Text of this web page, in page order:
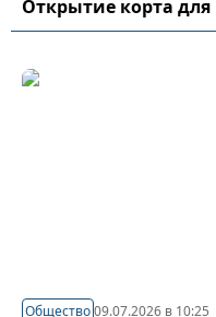
Открытие корта для
Общество09.07.2026 в 10:25